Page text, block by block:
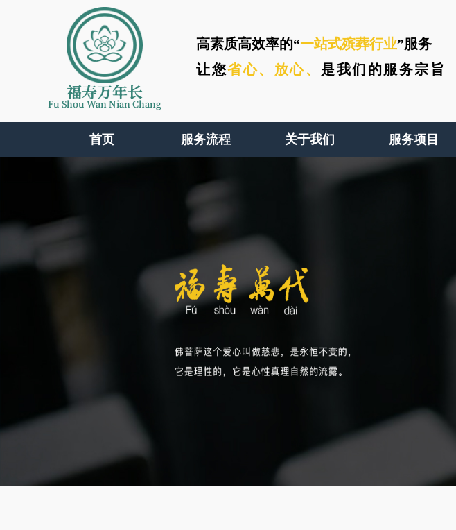
福寿万年长
Fu Shou Wan Nian Chang
高素质高效率的“一站式殡葬行业”服务
让您省心、 放心、 是我们的服务宗旨
首页 服务流程 关于我们 服务项目